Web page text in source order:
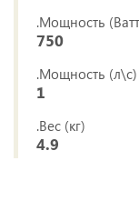
.Мощность
750
.Мощность (л\с)
1
.Вес (кг)
4.9